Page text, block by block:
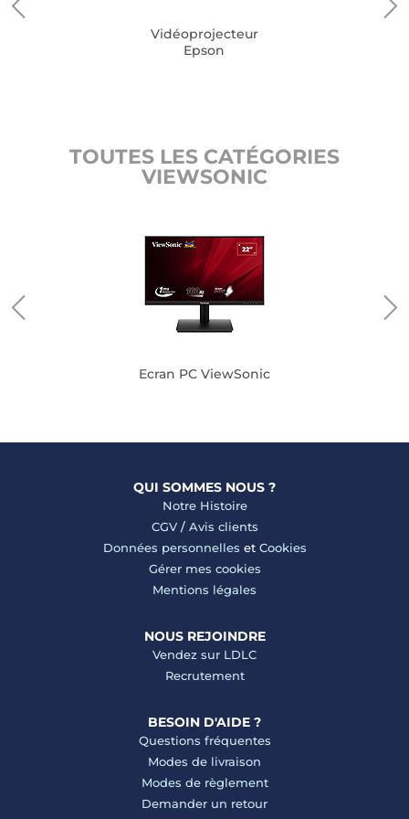
Vidéoprojecteur
Epson
TOUTES LES CATÉGORIES
VIEWSONIC
Ecran PC ViewSonic
QUI SOMMES NOUS ?
Notre Histoire
CGV/ Avis clients
Données personnelles et Cookies
Gérer mes cookies
Mentions légales
NOUS REJOINDRE
Vendez sur LDLC
Recrutement
BESOIN D'AIDE ?
Questions fréquentes
Modes de livraison
Modes de règlement
Demander un retour